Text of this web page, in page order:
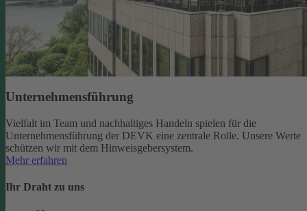
Unternehmensführung
Vielfalt im Team und nachhaltiges Handeln spielen für die
Unternehmensführung der DEVK eine zentrale Rolle. Unsere Werte
schützen wir mit dem Hinweisgebersystem.
Mehr erfahren
Ihr Draht zu uns